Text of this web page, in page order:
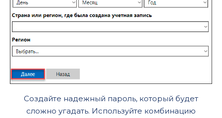
Создайте надежный пароль, который будет
сложно угадать. Используйте комбинацию